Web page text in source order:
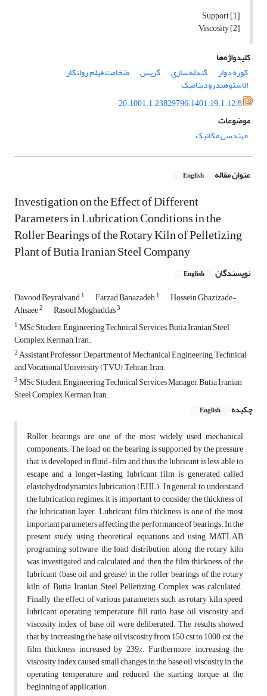
[1] Support
[2] Viscosity
کلیدواژه‌ها
کوره دوار
گندله‌سازی گریس ضخامت فیلم روانکار
الاستوهیدرودینامیک
20.1001.1.23829796.1401.19.1.12.8
موضوعات
مهندسی مکانیک
عنوان مقاله English
Investigation on the Effect of Different
Parameters in Lubrication Conditions in the
Roller Bearings of the Rotary Kiln of Pelletizing
Plant of Butia Iranian Steel Company
نویسندگان English
Davood Beyralvand1 Farzad Banazadeh1 Hossein Ghazizade-
Ahsaee2 Rasoul Moghaddas3
1MSc Student, Engineering Technical Services, Butia Iranian Steel
Complex, Kerman, Iran.
2Assistant Professor, Department of Mechanical Engineering, Technical
and Vocational University (TVU), Tehran, Iran.
3MSc Student, Engineering Technical Services Manager, Butia Iranian
Steel Complex, Kerman, Iran.
چکیده
English
Roller bearings are one of the most widely used mechanical
components. The load on the bearing is supported by the pressure
that is developed in fluid-film and thus the lubricant is less able to
escape and a longer-lasting lubricant film is generated called
elastohydrodynamics lubrication (EHL). In general, to understand
the lubrication regimes, it is important to consider the thickness of
the lubrication layer. Lubricant film thickness is one of the most
important parameters affecting the performance of bearings. In the
present study, using theoretical equations and using MATLAB
programing software, the load distribution along the rotary kiln
was investigated and calculated, and then the film thickness of the
lubricant (base oil and grease) in the roller bearings of the rotary
kiln of Butia Iranian Steel Pelletizing Complex was calculated.
Finally, the effect of various parameters such as rotary kiln speed,
lubricant operating temperature, fill ratio, base oil viscosity and
viscosity index of base oil were deliberated. The results showed
that by increasing the base oil viscosity from 150 cst to 1000 cst, the
film thickness increased by 239%. Furthermore, increasing the
viscosity index caused small changes in the base oil viscosity in the
operating temperature and reduced the starting torque at the
beginning of application.